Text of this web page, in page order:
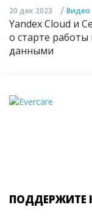
20 дек 2023 / Видео
Yandex Cloud и
о старте
данными
ПОДДЕРЖИТЕ